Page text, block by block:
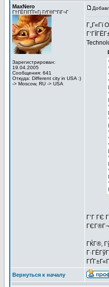
MaxNero
Г†ГЁГІГҐГ«Гј ГґГ®Г°ГіГ¬Г
Зарегистрирован:
19.04.2005
Сообщения: 641
Откуда: Different city in USA :)
-> Moscow, RU -> USA
Г„Г«Гї
Г’Г ГЄ
ГЌГ®,
Вернуться к началу